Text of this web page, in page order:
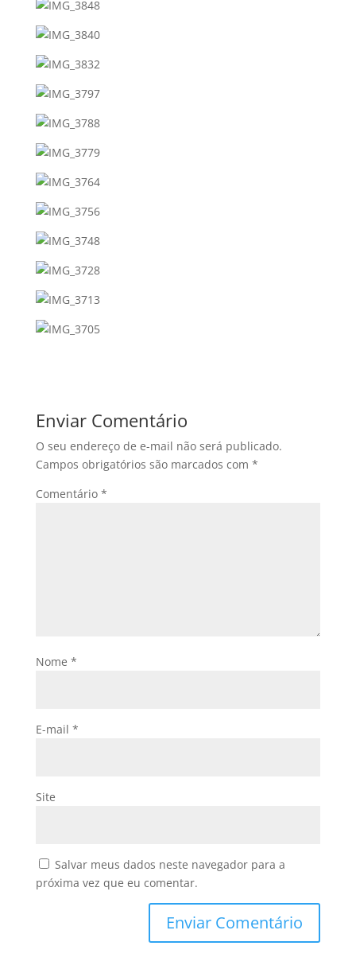
Enviar Comentário
O seu endereço de e-mail não será publicado.
Campos obrigatórios são marcados com *
Comentário *
Nome *
E-mail *
Site
Salvar meus dados neste navegador para a
próxima vez que eu comentar.